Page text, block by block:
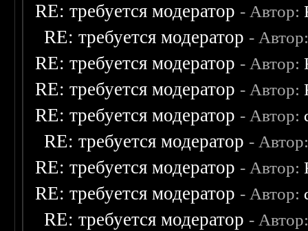
RE: требуется модератор - Автор:
RE: требуется модератор -
RE: требуется модератор - Автор:
RE: требуется модератор - Автор:
RE: требуется модератор - Автор:
RE: требуется модератор -
RE: требуется модератор - Автор:
RE: требуется модератор - Автор:
RE: требуется модератор -